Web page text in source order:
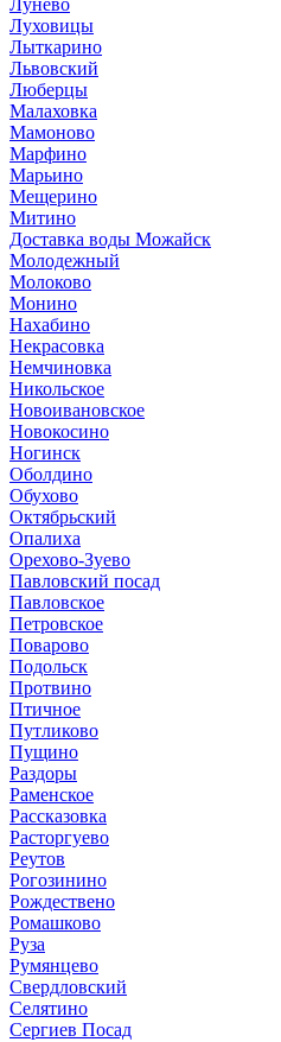
Лунёво
Луховицы
Лыткарино
Львовский
Люберцы
Малаховка
Мамоново
Марфино
Марьино
Мещерино
Митино
Доставка воды Можайск
Молодежный
Молоково
Монино
Нахабино
Некрасовка
Немчиновка
Никольское
Новоивановское
Новокосино
Ногинск
Оболдино
Обухово
Октябрьский
Опалиха
Орехово-Зуево
Павловский посад
Павловское
Петровское
Поварово
Подольск
Протвино
Птичное
Путликово
Пущино
Раздоры
Раменское
Рассказовка
Расторгуево
Реутов
Рогозинино
Рождествено
Ромашково
Руза
Румянцево
Свердловский
Селятино
Сергиев Посад